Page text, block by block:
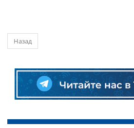
Назад